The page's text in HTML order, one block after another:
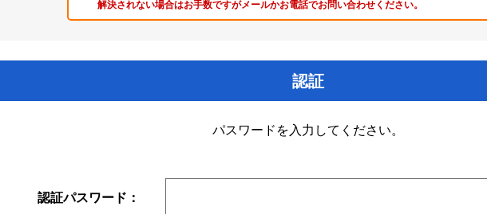
解決されない場合はお手数ですがメールかお電話でお問い合わせください。
認証
パスワードを入力してください。
認証パスワード：